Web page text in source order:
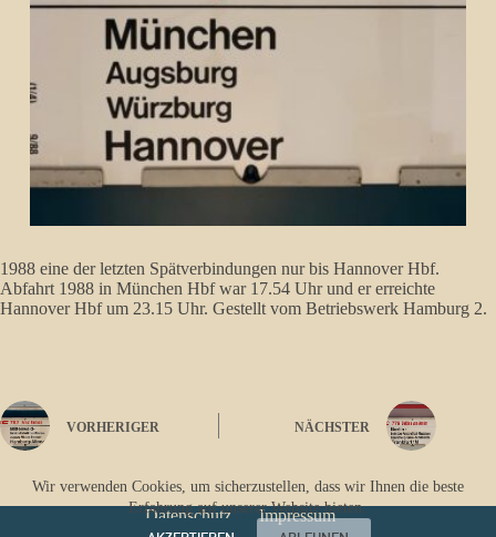
Wir verwenden Cookies, um sicherzustellen, dass wir Ihnen die beste
Erfahrung auf unserer Website bieten.
1988 eine der letzten Spätverbindungen nur bis Hannover Hbf.
Abfahrt 1988 in München Hbf war 17.54 Uhr und er erreichte
Hannover Hbf um 23.15 Uhr. Gestellt vom Betriebswerk Hamburg 2.
VORHERIGER NÄCHSTER
Datenschutz Impressum